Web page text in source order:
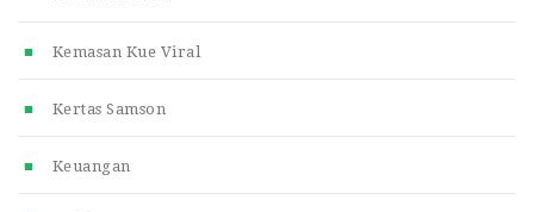
Kemasan Kue Viral
Kertas Samson
Keuangan